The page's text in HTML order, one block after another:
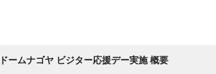
ームナゴヤ ビジター応援デー実施 概要